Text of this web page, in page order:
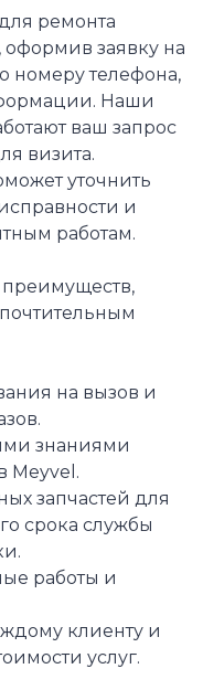
ремонта
заявку на
номеру телефона,
Наши
ваш запрос
визита.
уточнить
и
работам.
на вызов и
знаниями
Meyvel.
запчастей для
срока службы
работы и
клиенту и
услуг.